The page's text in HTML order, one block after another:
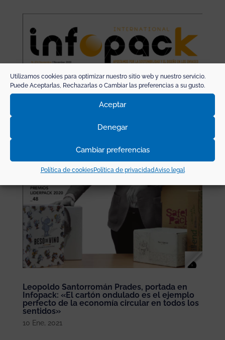
Utilizamos cookies para optimizar nuestro sitio web y nuestro servicio.
Puede Aceptarlas, Rechazarlas o Cambiar las preferencias a su gusto.
Aceptar
Denegar
Cambiar preferencias
Política de cookiesPolítica de privacidadAviso legal
Leopoldo Santorromán Prades, portada en
Infopack: «El cartón ondulado es el ejemplo
perfecto de la economía circular en todos los
sentidos»
10 Ene, 2021